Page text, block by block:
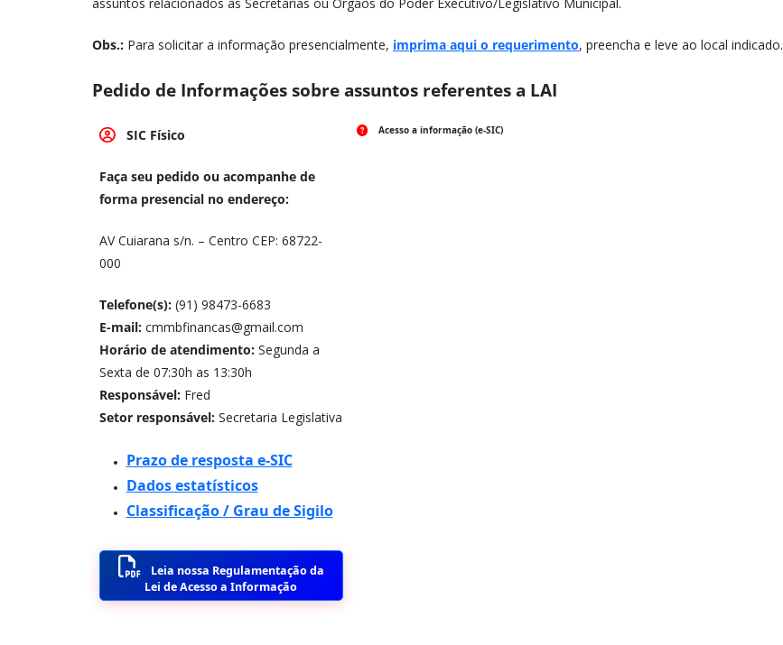
Obs.: Para solicitar a informação presencialmente, imprima aqui o requerimento, preencha e leve ao local indicado.
Pedido de Informações sobre assuntos referentes a LAI
SIC Físico
Faça seu pedido ou acompanhe de
forma presencial no endereço:
AV Cuiarana s/n. – Centro CEP: 68722-
000
Telefone(s): (91) 98473-6683
E-mail:cmmbfinancas@gmail.com
Horário de atendimento: Segunda a
Sexta de 07:30h as 13:30h
Responsável:Fred
Setor responsável: Secretaria Legislativa
Prazo de resposta e-SIC
Dados estatísticos
Classificação / Grau de Sigilo
Leia nossa Regulamentação da
Lei de Acesso a Informação
Acesso a informação (e-SIC)​